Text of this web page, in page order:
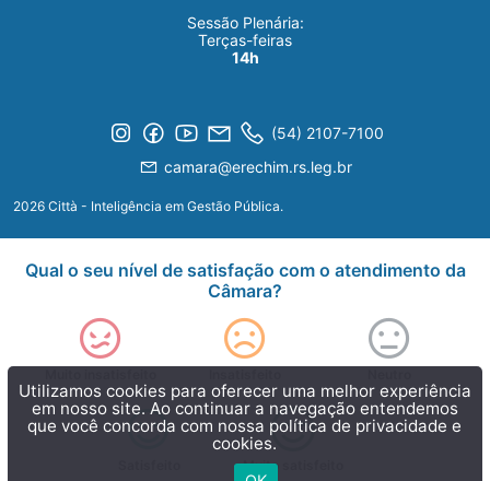
Sessão Plenária:
Terças-feiras
14h
(54) 2107-7100
camara@erechim.rs.leg.br
2026 Città - Inteligência em Gestão Pública.
Utilizamos cookies para oferecer uma melhor experiência
em nosso site. Ao continuar a navegação entendemos
que você concorda com nossa política de privacidade e
cookies.
Qual o seu nível de satisfação com o atendimento da
Câmara?
Muito satisfeito